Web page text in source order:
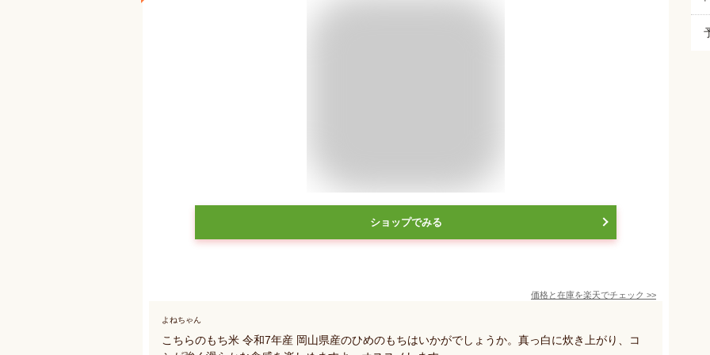
ショップでみる
価格と在庫を楽天でチェック >>
よねちゃん
こちらのもち米 令和7年産 岡山県産のひめのもちはいかがでしょうか。真っ白に炊き上がり、コ